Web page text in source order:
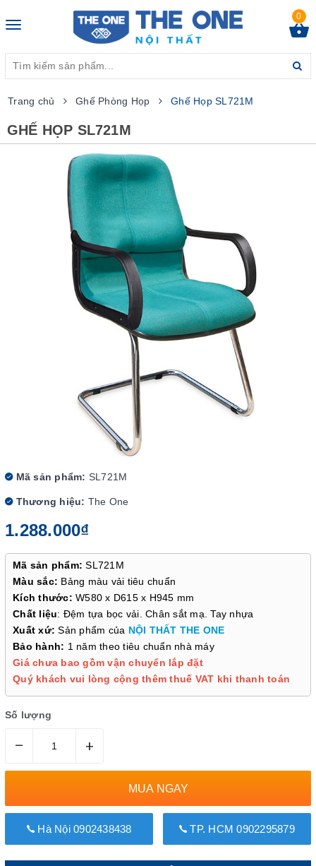
Toggle
0
Trang chủ Ghế Phòng Họp Ghế Họp SL721M
GHẾ HỌP SL721M
Mã sản phẩm: SL721M
Thương hiệu: The One
1.288.000₫
Mã sản phẩm: SL721M
Màu sắc: Bảng màu vải tiêu chuẩn
Kích thước: W580 x D615 x H945 mm
Chất liệu: Đệm tựa bọc vải. Chân sắt mạ. Tay nhựa
Xuất xứ:Sản phẩm của NỘI THẤT THE ONE
Bảo hành: 1 năm theo tiêu chuẩn nhà máy
Giá chưa bao gồm vận chuyển lắp đặt
Quý khách vui lòng cộng thêm thuế VAT khi thanh toán
Số lượng
– +
MUA NGAY
Hà Nội 0902438438 TP. HCM 0902295879